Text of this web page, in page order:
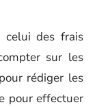
celui des frais
sur les
rédiger les
pour effectuer